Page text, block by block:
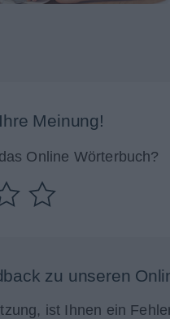
Meinung!
Online Wörterbuch?
zu unseren
ist Ihnen ein